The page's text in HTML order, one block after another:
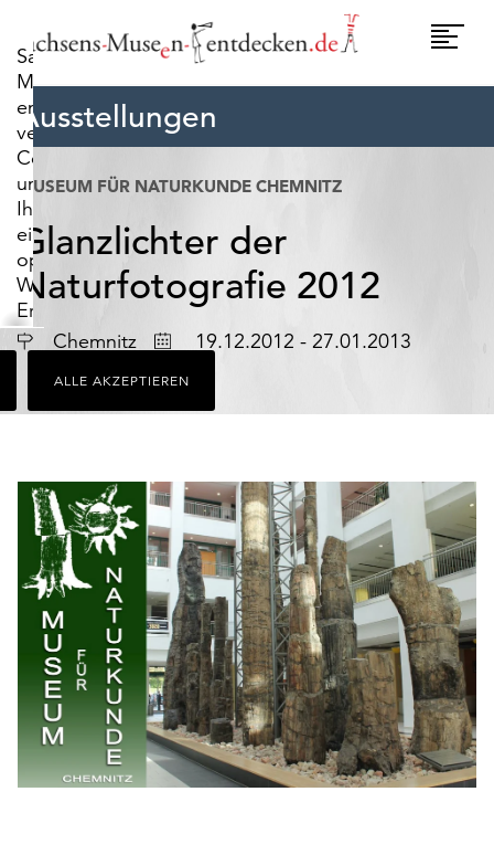
Sachsens-
Museen-
entdecken.de
verwendet
Cookies,
um
Ihnen
ein
optimales
Webseiten-
Erlebnis
zu
bieten.
Dazu
zählen
für
den
Betrieb
der
Seite
notwendig
sind
(funktionale
Cookies),
sowie
solche,
lediglich
ALLE AKZEPTIEREN
Ausstellungen
MUSEUM FÜR NATURKUNDE CHEMNITZ
Glanzlichter der
Naturfotografie 2012
Ort Chemnitz Datum19.12.2012 - 27.01.2013